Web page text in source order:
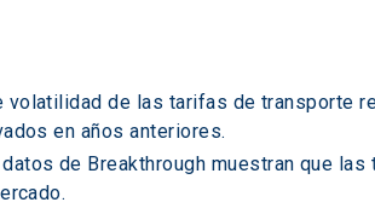
volatilidad de las tarifas de transporte
en años anteriores.
de Breakthrough muestran que